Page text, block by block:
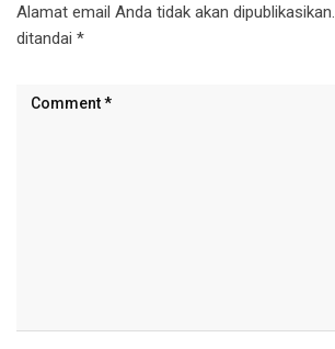
Alamat email Anda tidak akan dipublikasikan.
ditandai *